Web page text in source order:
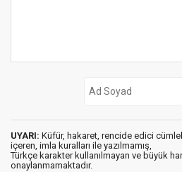
UYARI: Küfür, hakaret, rencide edici
içeren, imla kuralları ile yazılmamış,
Türkçe karakter kullanılmayan ve büyük
onaylanmamaktadır.